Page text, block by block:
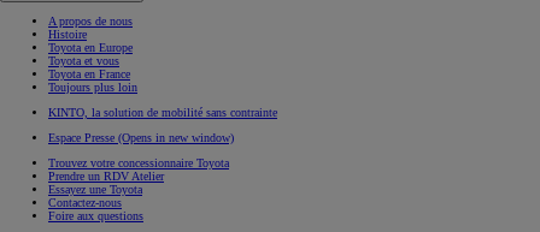
A propos de nous
Histoire
Toyota en Europe
Toyota et vous
Toyota en France
Toujours plus loin
KINTO, la solution de mobilité sans contrainte
Espace Presse (Opens in new window)
Trouvez votre concessionnaire Toyota
Prendre un RDV Atelier
Essayez une Toyota
Contactez-nous
Foire aux questions